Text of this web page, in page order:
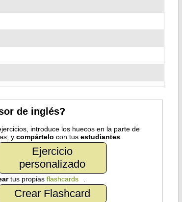
de inglés?
introduce los huecos en la parte de
y compártelo con tus estudiantes
Ejercicio
personalizado
tus propias flashcards
Crear Flashcard